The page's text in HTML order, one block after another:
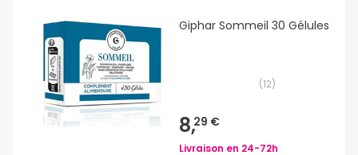
Giphar Sommeil 30 Gélules
(12)
8,29 €
Livraison en 24-72h